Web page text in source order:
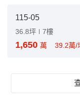
115-05
36.8坪 7樓
1,650 萬 39.2萬/